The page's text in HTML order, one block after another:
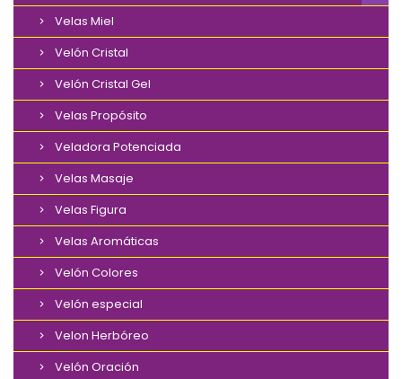
Velas Miel
Velón Cristal
Velón Cristal Gel
Velas Propósito
Veladora Potenciada
Velas Masaje
Velas Figura
Velas Aromáticas
Velón Colores
Velón especial
Velon Herbóreo
Velón Oración